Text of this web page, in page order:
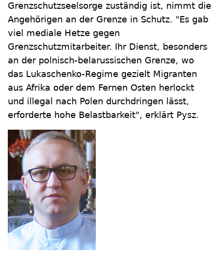
Grenzschutzseelsorge zuständig ist, nimmt die
Angehörigen an der Grenze in Schutz. "Es gab
viel mediale Hetze gegen
Grenzschutzmitarbeiter. Ihr Dienst, besonders
an der polnisch-belarussischen Grenze, wo
das Lukaschenko-Regime gezielt Migranten
aus Afrika oder dem Fernen Osten herlockt
und illegal nach Polen durchdringen lässt,
erforderte hohe Belastbarkeit", erklärt Pysz.